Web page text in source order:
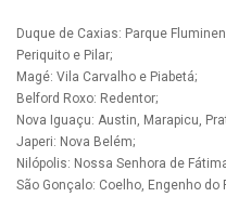
Duque de Caxias: Parque
Periquito e Pilar;
Magé: Vila Carvalho e Piabetá;
Belford Roxo: Redentor;
Nova Iguaçu: Austin, Marapicu,
Japeri: Nova Belém;
Nilópolis: Nossa Senhora de
São Gonçalo: Coelho, Engenho do